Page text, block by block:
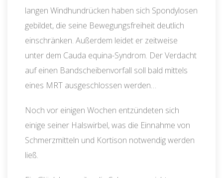
langen Windhundrücken haben sich Spondylosen
gebildet, die seine Bewegungsfreiheit deutlich
einschränken. Außerdem leidet er zeitweise
unter dem Cauda equina-Syndrom. Der Verdacht
auf einen Bandscheibenvorfall soll bald mittels
eines MRT ausgeschlossen werden…
Noch vor einigen Wochen entzündeten sich
einige seiner Halswirbel, was die Einnahme von
Schmerzmitteln und Kortison notwendig werden
ließ.